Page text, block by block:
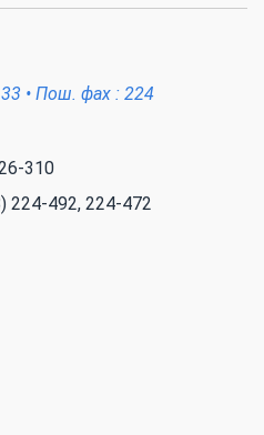
• Пош. фах : 224
310
224-492, 224-472